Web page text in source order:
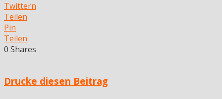
Twittern
Teilen
Pin
Teilen
0 Shares
Drucke diesen Beitrag